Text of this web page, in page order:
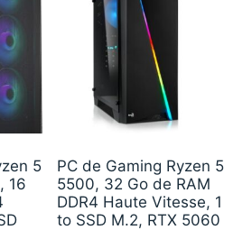
5
16
PC de Gaming Ryzen 5
5500, 32 Go de RAM
DDR4 Haute Vitesse, 1
to SSD M.2, RTX 5060